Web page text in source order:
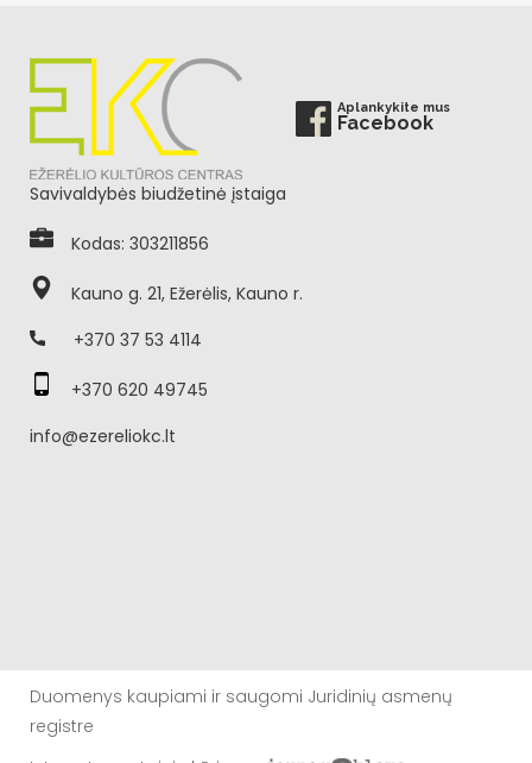
Aplankykite mus
Facebook
Savivaldybės biudžetinė įstaiga
Kodas: 303211856
Kauno g. 21, Ežerėlis, Kauno r.
+370 37 53 4114
+370 620 49745
info@ezereliokc.lt
Duomenys kaupiami ir saugomi Juridinių asmenų
registre